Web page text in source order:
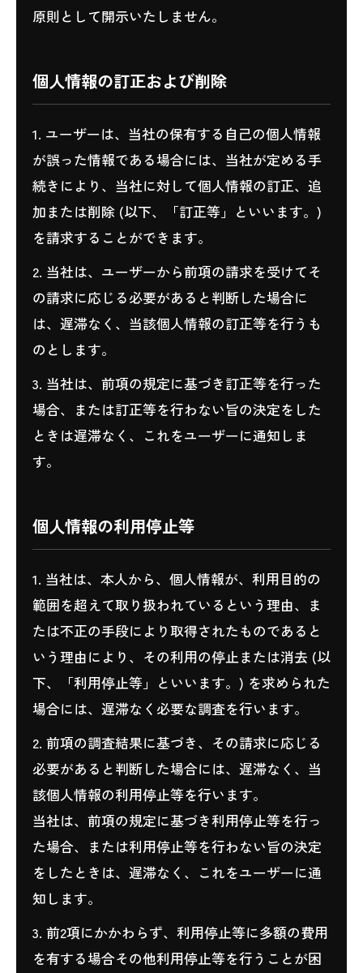
原則として開示いたしません。
個人情報の訂正および削除
1. ユーザーは、当社の保有する自己の個人情報
が誤った情報である場合には、当社が定める手
続きにより、当社に対して個人情報の訂正、追
加または削除 (以下、「訂正等」といいます。)
を請求することができます。
2. 当社は、ユーザーから前項の請求を受けてそ
の請求に応じる必要があると判断した場合に
は、遅滞なく、当該個人情報の訂正等を行うも
のとします。
3. 当社は、前項の規定に基づき訂正等を行った
場合、または訂正等を行わない旨の決定をした
ときは遅滞なく、これをユーザーに通知しま
す。
個人情報の利用停止等
1. 当社は、本人から、個人情報が、利用目的の
範囲を超えて取り扱われているという理由、ま
たは不正の手段により取得されたものであると
いう理由により、その利用の停止または消去 (以
下、「利用停止等」といいます。) を求められた
場合には、遅滞なく必要な調査を行います。
2. 前項の調査結果に基づき、その請求に応じる
必要があると判断した場合には、遅滞なく、当
該個人情報の利用停止等を行います。
当社は、前項の規定に基づき利用停止等を行っ
た場合、または利用停止等を行わない旨の決定
をしたときは、遅滞なく、これをユーザーに通
知します。
3. 前2項にかかわらず、利用停止等に多額の費用
を有する場合その他利用停止等を行うことが困